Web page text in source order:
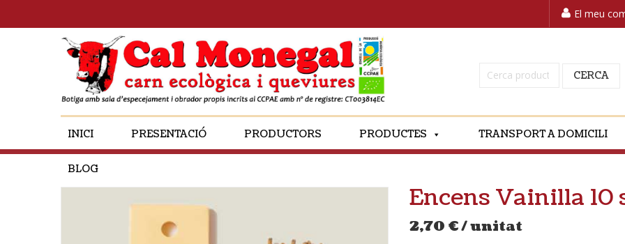
El meu
Cerca: CERCA
INICI PRESENTACIÓ PRODUCTORS PRODUCTES TRANSPORT A DOMICILI
BLOG
Encens Vainilla 10
2,70 €/ unitat